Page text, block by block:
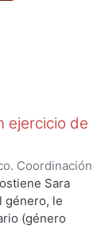
ejercicio de
Coordinación
Sara
género, le
(género